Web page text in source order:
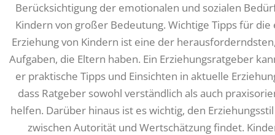
Berücksichtigung der emotionalen und sozialen
Kindern von großer Bedeutung. Wichtige Tipps für
Erziehung von Kindern ist eine der
Aufgaben, die Eltern haben. Ein Erziehungsratgeber
er praktische Tipps und Einsichten in aktuelle
dass Ratgeber sowohl verständlich als auch
helfen. Darüber hinaus ist es wichtig, den
zwischen Autorität und Wertschätzung findet.